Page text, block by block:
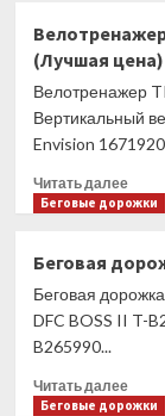
TRUE
UC400
с
9
цена)
Велотренажер
(Лучшая цена)
Велотренажер
Вертикальный
Envision
Читать далее
TRUE
с
16
Беговые дорожки
Беговая
Беговая
DFC BOSS II T-
B265990...
Читать далее
Беговые дорожки